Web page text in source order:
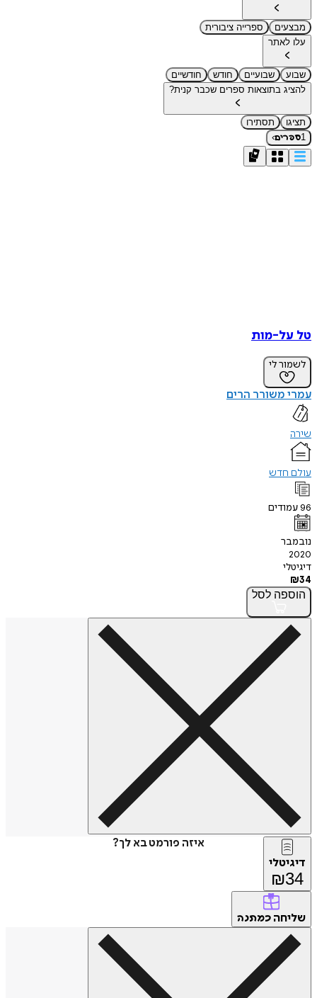
מבצעים
ספרייה ציבורית
עלו לאתר
שבוע שבועיים חודש
חודשיים
להציג בתוצאות ספרים שכבר קנית?
תציגו
תסתירו
1ספרים›
טל על-מות
לשמור לי
עמרי משורר הרים
שירה
עולם חדש
96עמודים
נובמבר
2020
דיגיטלי
₪34
הוספה לסל
איזה פורמט בא לך?
דיגיטלי
₪34
שליחה כמתנה